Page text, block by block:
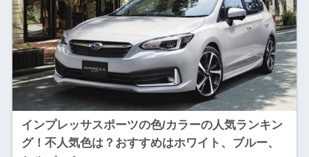
インプレッサスポーツの色/カラーの人気ランキン
グ！不人気色は？おすすめはホワイト、ブルー、